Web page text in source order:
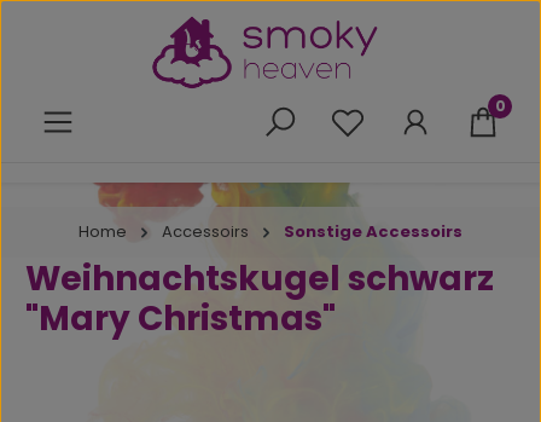
Zum Hauptinhalt springen
Du hast 0 Produkte
0
Home Accessoirs Sonstige Accessoirs
Weihnachtskugel schwarz
"Mary Christmas"